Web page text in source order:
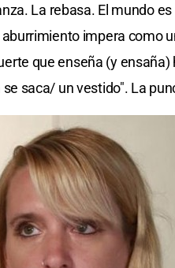
La rebasa. El mundo
impera como
que enseña (y
saca/ un vestido". La